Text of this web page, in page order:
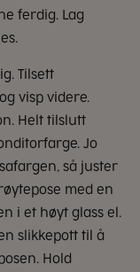
ferdig. Lag
Tilsett
visp videre.
Helt tilslutt
Jo
så juster
med en
i et høyt glass el.
slikkepott til å
Hold